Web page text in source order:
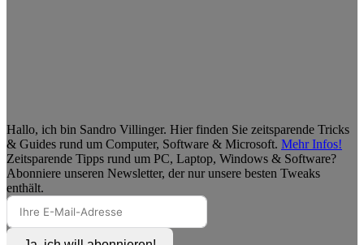
Hallo, ich bin Sandro Villinger. Hier finden Sie zeitsparende Tricks
& Guides rund um Computer, Software & Microsoft. Mehr Infos!
Zeitsparende Tipps rund um PC, Laptop, Windows & Software?
Abonniere unseren Newsletter, der nur unsere besten Tweaks
enthält.